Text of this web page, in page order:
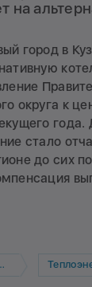
на
город в
округа к
года.
стало
до сих